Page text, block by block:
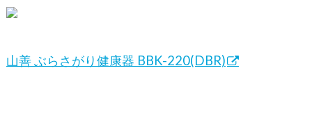
山善 ぶらさがり健康器 BBK-220(DBR)